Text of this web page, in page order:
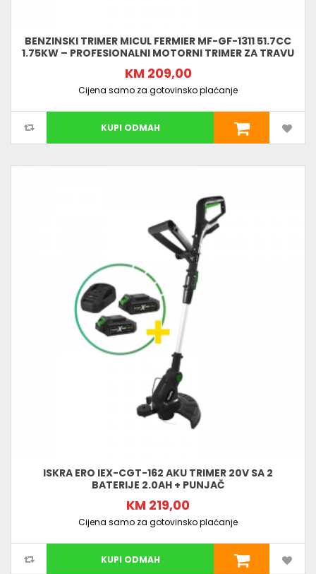
BENZINSKI TRIMER MICUL FERMIER MF-GF-1311 51.7CC
1.75KW – PROFESIONALNI MOTORNI TRIMER ZA TRAVU
KM 209,00
Cijena samo za gotovinsko plaćanje
KUPI ODMAH
ISKRA ERO IEX-CGT-162 AKU TRIMER 20V SA 2
BATERIJE 2.0AH + PUNJAČ
KM 219,00
Cijena samo za gotovinsko plaćanje
KUPI ODMAH